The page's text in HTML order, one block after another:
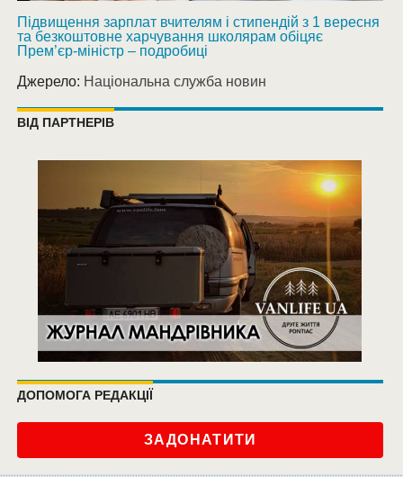
Підвищення зарплат вчителям і стипендій з 1 вересня
та безкоштовне харчування школярам обіцяє
Прем’єр-міністр – подробиці
Джерело: Національна служба новин
ВІД ПАРТНЕРІВ
ДОПОМОГА РЕДАКЦІЇ
ЗАДОНАТИТИ